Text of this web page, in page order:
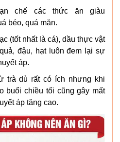
chế các thức ăn giàu
béo, quá mặn.
(tốt nhất là cá), dầu thực vật
đậu, hạt luôn đem lại sự
áp.
trà dù rất có ích nhưng khi
buổi chiều tối cũng gây mất
áp tăng cao.